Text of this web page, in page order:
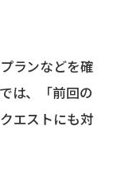
ランなどを確
は、「前回の
エストにも対